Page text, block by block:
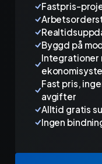
Fastpris-
Byggd på
Integrationer
Fast pris,
avgifter
Alltid gratis
Ingen